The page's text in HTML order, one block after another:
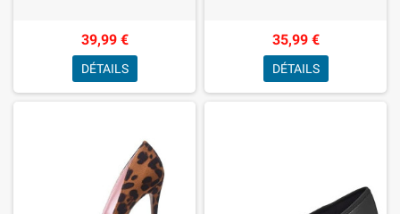
39,99 €
DÉTAILS
35,99 €
DÉTAILS